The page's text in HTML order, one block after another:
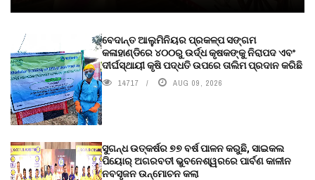
ବେଦାନ୍ତ ଆଲୁମିନିୟର ପ୍ରକଳ୍ପ ସଙ୍ଗମ
କଳାହାଣ୍ଡିରେ ୪୦୦ରୁ ଉର୍ଦ୍ଧ କୃଷକଙ୍କୁ ନିରାପଦ ଏବଂ
ଦୀର୍ଘସ୍ଥାୟୀ କୃଷି ପଦ୍ଧତି ଉପରେ ତାଲିମ ପ୍ରଦାନ କରିଛି
14717 AUG 09, 2026
ସୁଗନ୍ଧ ଉତ୍କର୍ଷର ୭୭ ବର୍ଷ ପାଳନ କରୁଛି, ସାଇକଲ
ପିୟୋର୍‌ ଅଗରବତୀ ଭୁବନେଶ୍ୱରରେ ପାର୍ବଣ କାଳୀନ
ନବସୃଜନ ଉନ୍ମୋଚନ କଲା